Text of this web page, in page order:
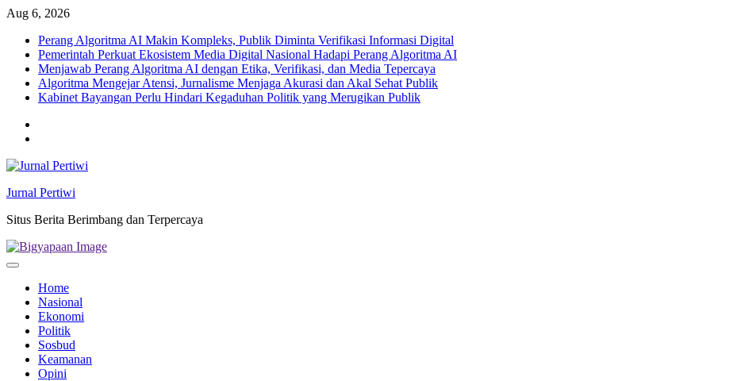
Skip
content
Aug 6, 2026
Perang Algoritma AI Makin Kompleks, Publik Diminta Verifikasi Informasi Digital
Pemerintah Perkuat Ekosistem Media Digital Nasional Hadapi Perang Algoritma AI
Menjawab Perang Algoritma AI dengan Etika, Verifikasi, dan Media Tepercaya
Algoritma Mengejar Atensi, Jurnalisme Menjaga Akurasi dan Akal Sehat Publik
Kabinet Bayangan Perlu Hindari Kegaduhan Politik yang Merugikan Publik
Jurnal Pertiwi
Situs Berita Berimbang dan Terpercaya
Home
Nasional
Ekonomi
Politik
Sosbud
Keamanan
Opini